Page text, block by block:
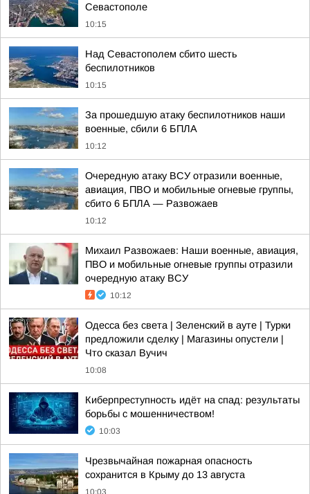
Севастополе
10:15
Над Севастополем сбито шесть
беспилотников
10:15
За прошедшую атаку беспилотников наши
военные, сбили 6 БПЛА
10:12
Очередную атаку ВСУ отразили военные,
авиация, ПВО и мобильные огневые группы,
сбито 6 БПЛА — Развожаев
10:12
Михаил Развожаев: Наши военные, авиация,
ПВО и мобильные огневые группы отразили
очередную атаку ВСУ
10:12
Одесса без света | Зеленский в ауте | Турки
предложили сделку | Магазины опустели |
Что сказал Вучич
10:08
Киберпреступность идёт на спад: результаты
борьбы с мошенничеством!
10:03
Чрезвычайная пожарная опасность
сохранится в Крыму до 13 августа